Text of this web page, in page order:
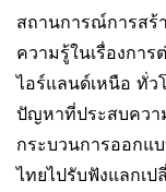
สถานการณ์การส
ความรู้ในเรื่องกา
ไอร์แลนด์เหนือ ทั่
ปัญหาที่ประสบควา
กระบวนการออกแ
ไทยไปรับฟังแลกเ